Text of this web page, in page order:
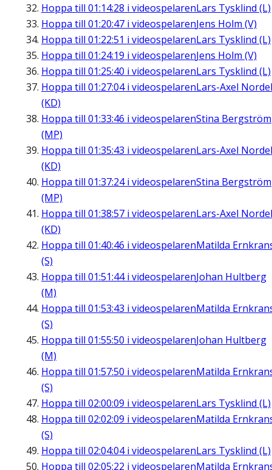
Hoppa till 01:14:28 i videospelarenLars Tysklind (L)
Hoppa till 01:20:47 i videospelarenJens Holm (V)
Hoppa till 01:22:51 i videospelarenLars Tysklind (L)
Hoppa till 01:24:19 i videospelarenJens Holm (V)
Hoppa till 01:25:40 i videospelarenLars Tysklind (L)
Hoppa till 01:27:04i videospelarenLars-Axel
(KD)
Hoppa till 01:33:46 i videospelarenStina Bergström
(MP)
Hoppa till 01:35:43 i videospelarenLars-Axel
(KD)
Hoppa till 01:37:24i videospelarenStina Bergström
(MP)
Hoppa till 01:38:57 i videospelarenLars-Axel
(KD)
Hoppa till 01:40:46 i videospelarenMatilda
(S)
Hoppa till 01:51:44i videospelarenJohan Hultberg
(M)
Hoppa till 01:53:43 i videospelarenMatilda
(S)
Hoppa till 01:55:50 i videospelarenJohan Hultberg
(M)
Hoppa till 01:57:50 i videospelarenMatilda
(S)
Hoppa till 02:00:09 i videospelarenLars Tysklind (L)
Hoppa till 02:02:09 i videospelarenMatilda
(S)
Hoppa till 02:04:04i videospelarenLars Tysklind (L)
Hoppa till 02:05:22 i videospelarenMatilda